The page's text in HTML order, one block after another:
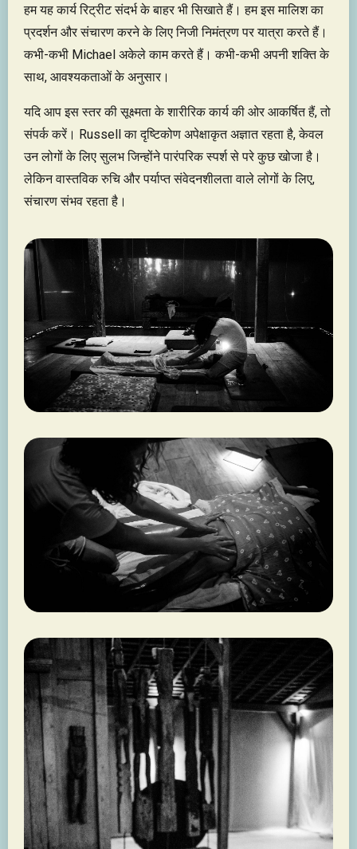
हम यह कार्य रिट्रीट संदर्भ के बाहर भी सिखाते हैं। हम इस मालिश का
प्रदर्शन और संचारण करने के लिए निजी निमंत्रण पर यात्रा करते हैं।
कभी-कभी Michael अकेले काम करते हैं। कभी-कभी अपनी शक्ति के
साथ, आवश्यकताओं के अनुसार।
यदि आप इस स्तर की सूक्ष्मता के शारीरिक कार्य की ओर आकर्षित हैं, तो
संपर्क करें। Russell का दृष्टिकोण अपेक्षाकृत अज्ञात रहता है, केवल
उन लोगों के लिए सुलभ जिन्होंने पारंपरिक स्पर्श से परे कुछ खोजा है।
लेकिन वास्तविक रुचि और पर्याप्त संवेदनशीलता वाले लोगों के लिए,
संचारण संभव रहता है।